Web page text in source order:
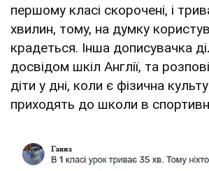
першому класі скорочені, і
хвилин, тому, на думку
крадеться. Інша дописувачка
досвідом шкіл Англії, та
діти у дні, коли є фізична
приходять до школи в